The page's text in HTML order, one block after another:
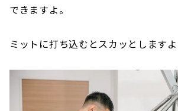
できますよ。
ミットに打ち込むとスカッとしますよ